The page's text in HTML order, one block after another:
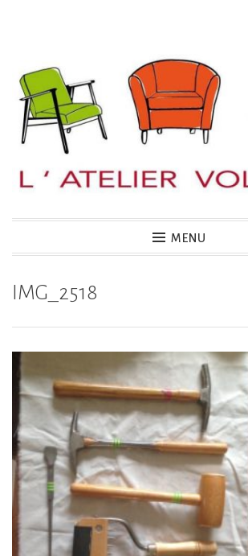
contenu
principal
MENU
IMG_2518